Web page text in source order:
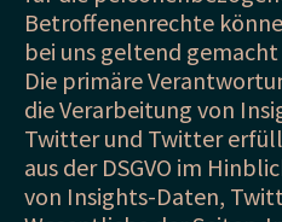
Betroffenenrechte
bei uns geltend
Die primäre
die Verarbeitung von
Twitter und Twitter
aus der DSGVO im
von Insights-Daten,